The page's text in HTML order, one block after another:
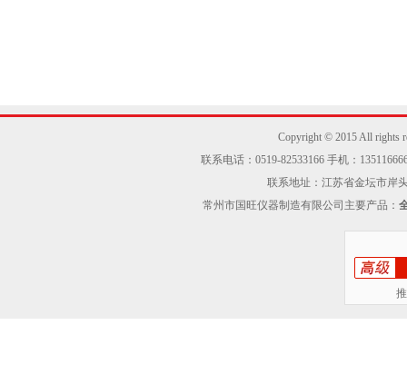
Copyright © 2015 All rights
联系电话：0519-82533166 手机：
联系地址：江苏省金坛市岸
常州市国旺仪器制造有限公司主要产品：